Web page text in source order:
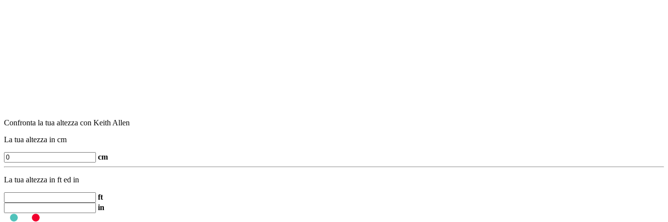
Confronta la tua altezza con Keith Allen
La tua altezza in cm
cm
La tua altezza in ft ed in
ft
in